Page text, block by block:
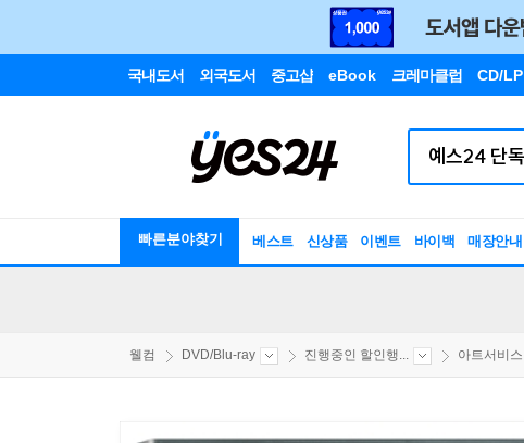
국내도서 외국도서 중고샵 eBook 크레마클럽 CD/LP
빠른분야찾기 베스트 신상품 이벤트 바이백 매장안내
웰컴 DVD/Blu-ray 진행중인 할인행... 아트서비스